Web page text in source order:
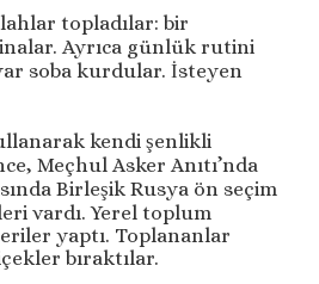
topladılar: bir
Ayrıca günlük rutini
soba kurdular. İsteyen
kendi şenlikli
Meçhul Asker Anıtı’nda
Birleşik Rusya ön seçim
vardı. Yerel toplum
yaptı. Toplananlar
bıraktılar.